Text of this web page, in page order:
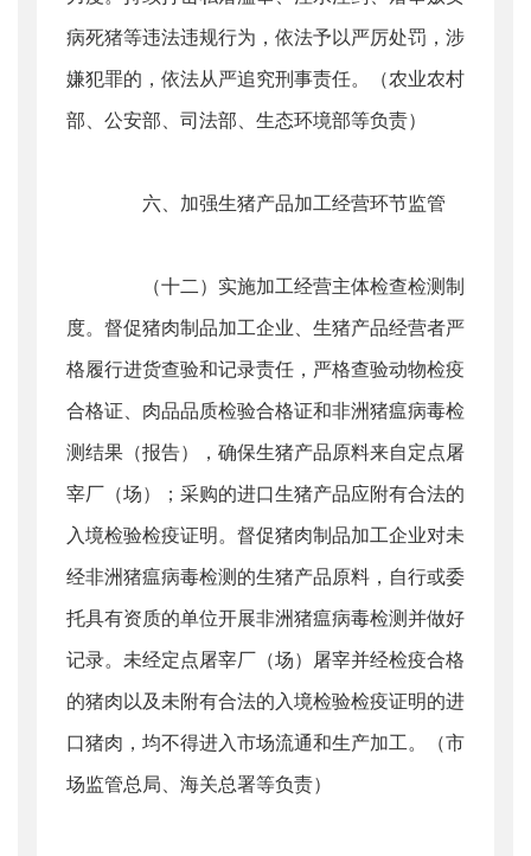
病死猪等违法违规行为，依法予以严厉处罚，涉
嫌犯罪的，依法从严追究刑事责任。（农业农村
部、公安部、司法部、生态环境部等负责）
六、加强生猪产品加工经营环节监管
（十二）实施加工经营主体检查检测制
度。督促猪肉制品加工企业、生猪产品经营者严
格履行进货查验和记录责任，严格查验动物检疫
合格证、肉品品质检验合格证和非洲猪瘟病毒检
测结果（报告），确保生猪产品原料来自定点屠
宰厂（场）；采购的进口生猪产品应附有合法的
入境检验检疫证明。督促猪肉制品加工企业对未
经非洲猪瘟病毒检测的生猪产品原料，自行或委
托具有资质的单位开展非洲猪瘟病毒检测并做好
记录。未经定点屠宰厂（场）屠宰并经检疫合格
的猪肉以及未附有合法的入境检验检疫证明的进
口猪肉，均不得进入市场流通和生产加工。（市
场监管总局、海关总署等负责）